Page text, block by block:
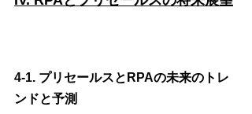
4-1. プリセールスとRPAの未来のトレ
ンドと予測